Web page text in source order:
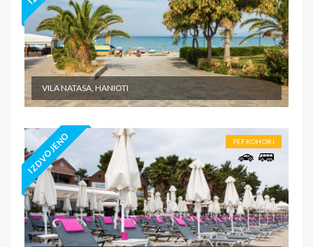
VILA NATASA, HANIOTI
IZDVOJENO PEFKOHORI